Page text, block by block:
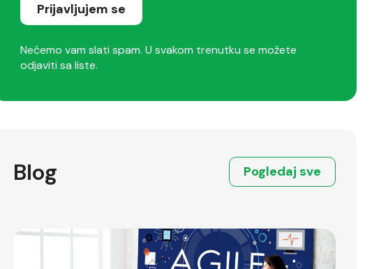
Prijavljujem se
Nećemo vam slati spam. U svakom trenutku se možete
odjaviti sa liste.
Blog Pogledaj sve